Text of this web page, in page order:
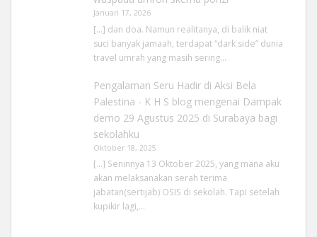
Januari 17, 2026
[…] dan doa. Namun realitanya, di balik niat
suci banyak jamaah, terdapat “dark side” dunia
travel umrah yang masih sering…
Pengalaman Seru Hadir di Aksi Bela
Palestina - K H S blogmengenai Dampak
demo 29 Agustus 2025 di Surabaya bagi
sekolahku
Oktober 18, 2025
[…] Seninnya 13 Oktober 2025, yang mana aku
akan melaksanakan serah terima
jabatan(sertijab) OSIS di sekolah. Tapi setelah
kupikir lagi,…